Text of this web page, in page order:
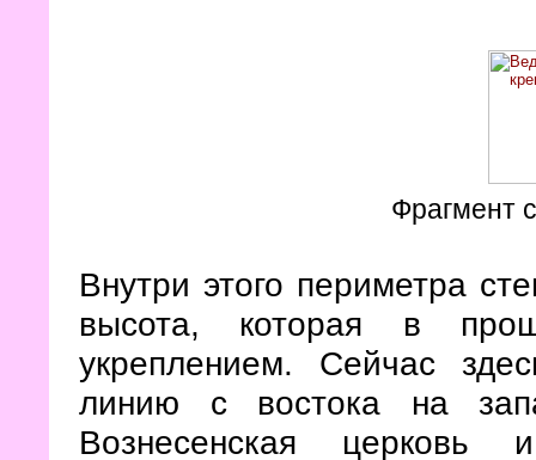
Фрагмент
Внутри этого периметра
высота, которая в
укреплением. Сейчас
линию с востока на
Вознесенская